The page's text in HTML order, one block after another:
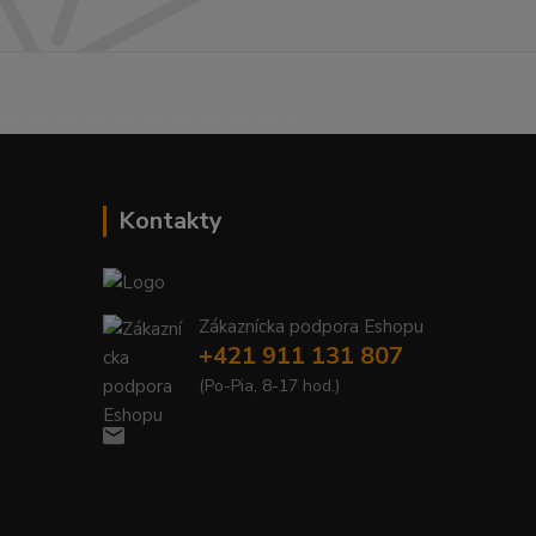
Kontakty
Zákaznícka podpora Eshopu
+421 911 131 807
(Po-Pia, 8-17 hod.)